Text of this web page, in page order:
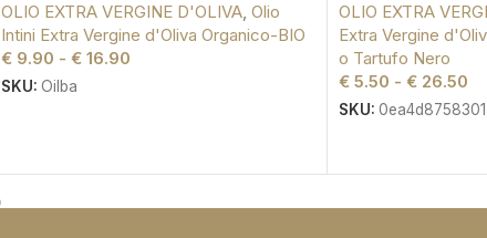
OLIO EXTRA VERGINE D'OLIVA, Olio
Intini Extra Vergine d'Oliva Organico-BIO
€ 9.90 - € 16.90
SKU: Oilba
OLIO EXTRA
Extra Vergine
o Tartufo Nero
€ 5.50 - € 26.50
SKU: 0ea4d8758301